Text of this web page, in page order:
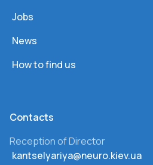
Jobs
News
How to find us
Сontacts
Reception of Director
kantselyariya@neuro.kiev.ua